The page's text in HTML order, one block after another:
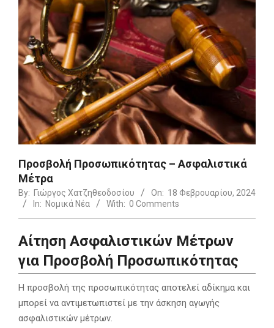
Προσβολή Προσωπικότητας – Ασφαλιστικά
Μέτρα
By: Γιώργος Χατζηθεοδοσίου On: 18 Φεβρουαρίου, 2024
In: Νομικά Νέα With: 0 Comments
Αίτηση Ασφαλιστικών Μέτρων
για Προσβολή Προσωπικότητας
Η προσβολή της προσωπικότητας αποτελεί αδίκημα και
μπορεί να αντιμετωπιστεί με την άσκηση αγωγής
ασφαλιστικών μέτρων.